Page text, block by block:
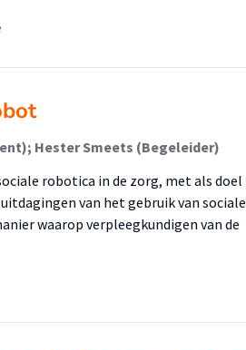
Hester Smeets (Begeleider)
robotica in de zorg, met als doel
van het gebruik van sociale
waarop verpleegkundigen van de